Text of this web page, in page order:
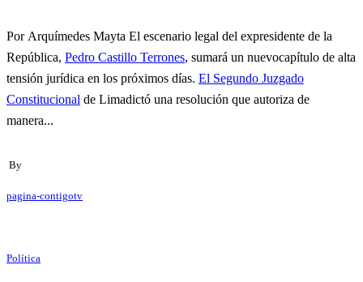
Por Arquímedes Mayta El escenario legal del expresidente de la
República, Pedro Castillo Terrones, sumará un nuevocapítulo de alta
tensión jurídica en los próximos días. El Segundo Juzgado
Constitucional de Limadictó una resolución que autoriza de
manera...
By
pagina-contigotv
Política